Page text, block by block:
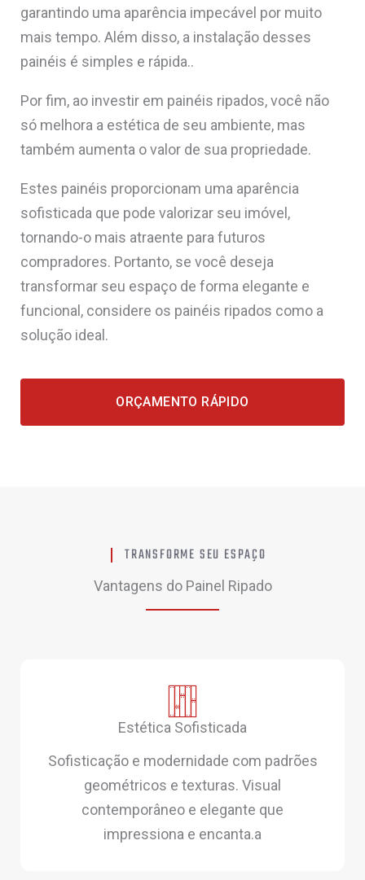
garantindo uma aparência impecável por muito
mais tempo. Além disso, a instalação desses
painéis é simples e rápida..
Por fim, ao investir em painéis ripados, você não
só melhora a estética de seu ambiente, mas
também aumenta o valor de sua propriedade.
Estes painéis proporcionam uma aparência
sofisticada que pode valorizar seu imóvel,
tornando-o mais atraente para futuros
compradores. Portanto, se você deseja
transformar seu espaço de forma elegante e
funcional, considere os painéis ripados como a
solução ideal.
ORÇAMENTO RÁPIDO
TRANSFORME SEU ESPAÇO
Vantagens do Painel Ripado
Estética Sofisticada
Sofisticação e modernidade com padrões
geométricos e texturas. Visual
contemporâneo e elegante que
impressiona e encanta.a